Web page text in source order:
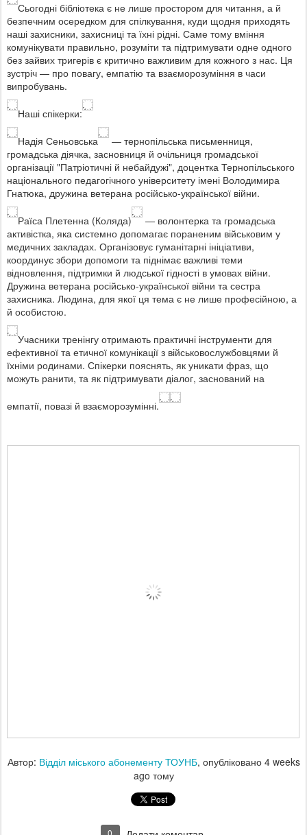
Сьогодні бібліотека є не лише простором для читання, а й
безпечним осередком для спілкування, куди щодня приходять
наші захисники, захисниці та їхні рідні. Саме тому вміння
комунікувати правильно, розуміти та підтримувати одне одного
без зайвих тригерів є критично важливим для кожного з нас. Ця
зустріч — про повагу, емпатію та взаєморозуміння в часи
випробувань.
Наші спікерки:
Надія Сеньовська
— тернопільська письменниця,
громадська діячка, засновниця й очільниця громадської
організації "Патріотичні й небайдужі", доцентка Тернопільського
національного педагогічного університету імені Володимира
Гнатюка, дружина ветерана російсько-української війни.
Раїса Плетенна (Коляда)
— волонтерка та громадська
активістка, яка системно допомагає пораненим військовим у
медичних закладах. Організовує гуманітарні ініціативи,
координує збори допомоги та піднімає важливі теми
відновлення, підтримки й людської гідності в умовах війни.
Дружина ветерана російсько-української війни та сестра
захисника. Людина, для якої ця тема є не лише професійною, а
й особистою.
Учасники тренінгу отримають практичні інструменти для
ефективної та етичної комунікації з військовослужбовцями й
їхніми родинами. Спікерки пояснять, як уникати фраз, що
можуть ранити, та як підтримувати діалог, заснований на
емпатії, повазі й взаєморозумінні.
Автор: Відділ міського абонементу ТОУНБ, опубліковано 4 weeks
ago тому
0